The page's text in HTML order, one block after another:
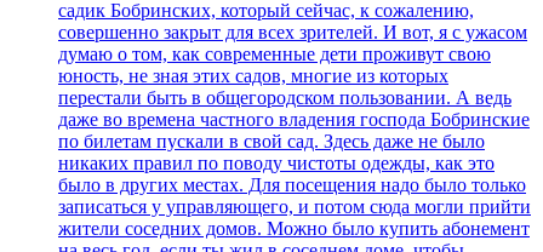
садик Бобринских, который сейчас, к сожалению,
совершенно закрыт для всех зрителей. И вот, я с ужасом
думаю о том, как современные дети проживут свою
юность, не зная этих садов, многие из которых
перестали быть в общегородском пользовании. А ведь
даже во времена частного владения господа Бобринские
по билетам пускали в свой сад. Здесь даже не было
никаких правил по поводу чистоты одежды, как это
было в других местах. Для посещения надо было только
записаться у управляющего, и потом сюда могли прийти
жители соседних домов. Можно было купить абонемент